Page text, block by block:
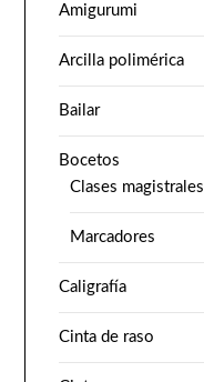
Amigurumi
Arcilla polimérica
Bailar
Bocetos
Clases magistrales
Marcadores
Caligrafía
Cinta de raso